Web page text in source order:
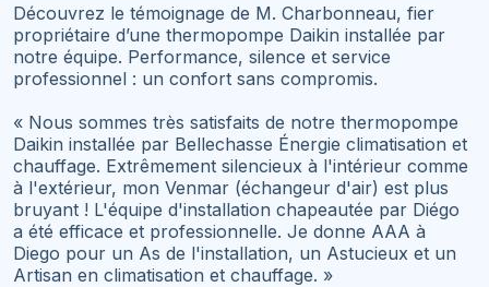
Découvrez le témoignage de M. Charbonneau, fier
propriétaire d’une thermopompe Daikin installée par
notre équipe. Performance, silence et service
professionnel : un confort sans compromis.
« Nous sommes très satisfaits de notre thermopompe
Daikin installée par Bellechasse Énergie climatisation et
chauffage. Extrêmement silencieux à l'intérieur comme
à l'extérieur, mon Venmar (échangeur d'air) est plus
bruyant ! L'équipe d'installation chapeautée par Diégo
a été efficace et professionnelle. Je donne AAA à
Diego pour un As de l'installation, un Astucieux et un
Artisan en climatisation et chauffage. »